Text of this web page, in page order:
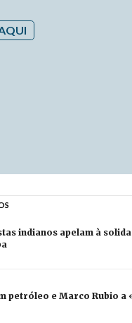
indianos apelam à
petróleo e Marco Rubio a